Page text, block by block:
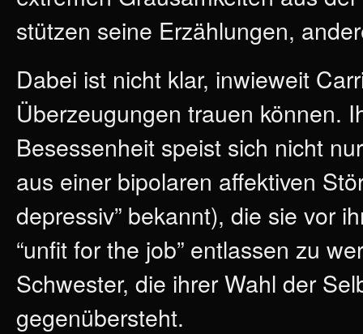
stützen seine Erzählungen,
Dabei ist nicht klar, inwieweit
Überzeugungen trauen können.
Besessenheit speist sich nicht
aus einer bipolaren affektiven
depressiv” bekannt), die sie vor
“unfit for the job” entlassen zu
Schwester, die ihrer Wahl der
gegenübersteht.